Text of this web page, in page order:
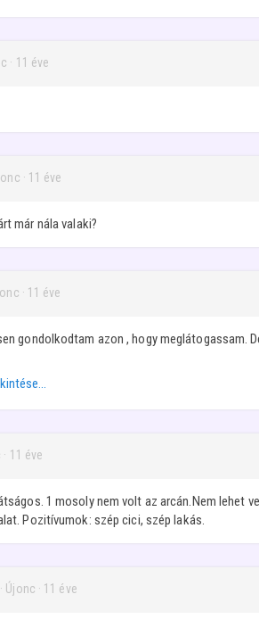
· 11 éve
· 11 éve
már nála valaki?
· 11 éve
gondolkodtam azon , hogy meglátogassam.
· 11 éve
1 mosoly nem volt az arcán.Nem lehet
Pozitívumok: szép cici, szép lakás.
· Újonc · 11 éve